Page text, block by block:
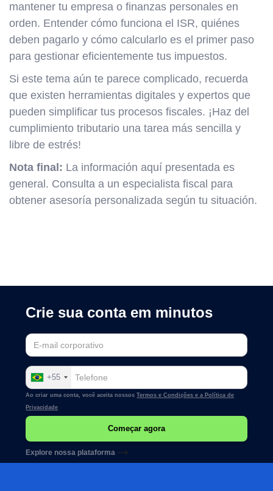
mantener tu empresa o finanzas personales en
orden. Entender cómo funciona el ISR, quiénes
deben pagarlo y cómo calcularlo es el primer paso
para gestionar eficientemente tus impuestos.
Si este tema aún te parece complicado, recuerda
que existen herramientas digitales y expertos que
pueden simplificar tus procesos fiscales. ¡Haz del
cumplimiento tributario una tarea más sencilla y
libre de estrés!
Nota final: La información aquí presentada es
general. Consulta a un especialista fiscal para
obtener asesoría personalizada según tu situación.
Crie sua conta em minutos
+55
Ao criar uma conta, você aceita nossosTermos e Condições e a Política de
Privacidade
Explore nossa plataforma